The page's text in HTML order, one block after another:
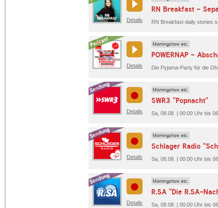
Details
RN Breakfast -
Details
Morningshow etc.
POWERNAP -
Details
Morningshow etc.
SWR3 "Popnacht"
Sa, 08.08. | 00:00 Uhr bis
Details
Morningshow etc.
Schlager Radio
Sa, 08.08. | 00:00 Uhr bis
Details
Morningshow etc.
R.SA "Die R.SA-
Sa, 08.08. | 00:00 Uhr bis